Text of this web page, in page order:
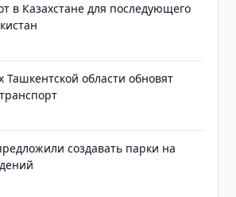
в Казахстане для последующего
Ташкентской области обновят
создавать парки на